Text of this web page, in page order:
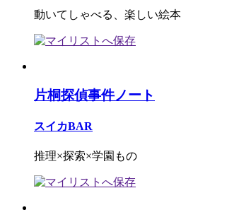
動いてしゃべる、楽しい絵本
片桐探偵事件ノート
スイカBAR
推理×探索×学園もの